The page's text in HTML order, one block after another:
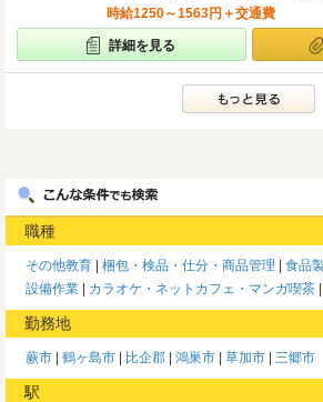
時給1250～1563円＋交通費
詳細を見る
職種
その他教育 梱包・検品・仕分・商品管理 食品
設備作業
カラオケ・ネットカフェ・マンガ喫茶
勤務地
蕨市 鶴ヶ島市 比企郡 鴻巣市 草加市 三郷市
駅